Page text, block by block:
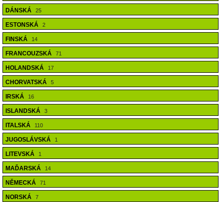
DÁNSKÁ 25
ESTONSKÁ 2
FINSKÁ 14
FRANCOUZSKÁ 71
HOLANDSKÁ 17
CHORVATSKÁ 5
IRSKÁ 16
ISLANDSKÁ 3
ITALSKÁ 110
JUGOSLÁVSKÁ 1
LITEVSKÁ 1
MAĎARSKÁ 14
NĚMECKÁ 71
NORSKÁ 7